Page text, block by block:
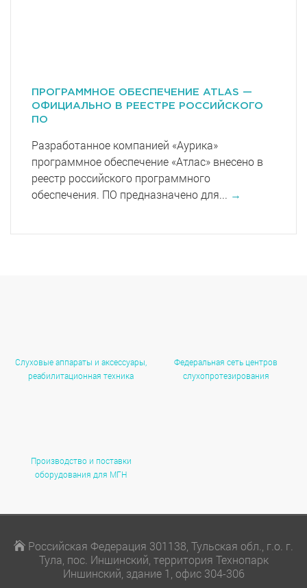
ПРОГРАММНОЕ ОБЕСПЕЧЕНИЕ ATLAS —
ОФИЦИАЛЬНО В РЕЕСТРЕ РОССИЙСКОГО
ПО
Разработанное компанией «Аурика»
программное обеспечение «Атлас» внесено в
реестр российского программного
обеспечения. ПО предназначено для... →
Слуховые аппараты и аксессуары,
реабилитационная техника
Федеральная сеть центров
слухопротезирования
Производство и поставки
оборудования для МГН
Российская Федерация 301138, Тульская обл., г.о. г.
Тула, пос. Иншинский, территория Технопарк
Иншинский, здание 1, офис 304-306